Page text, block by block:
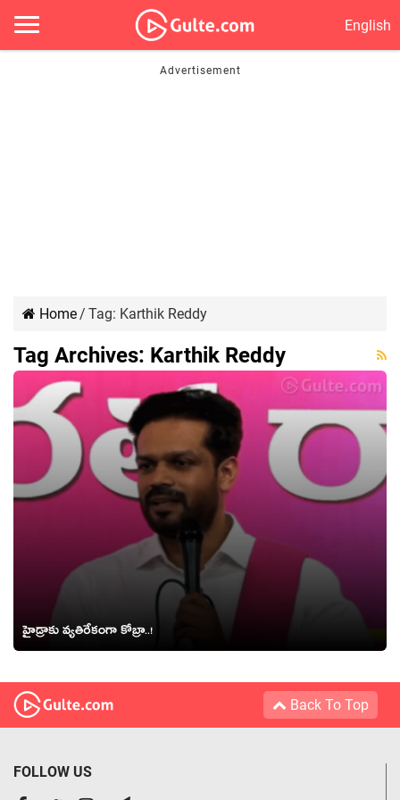
English
Home/ Tag: Karthik Reddy
Tag Archives: Karthik Reddy
హైడ్రాకు వ్యతిరేకంగా కోబ్రా..!
Back To Top
FOLLOW US